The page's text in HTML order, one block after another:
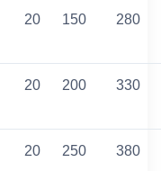
20 150 280
20 200 330
20 250 380